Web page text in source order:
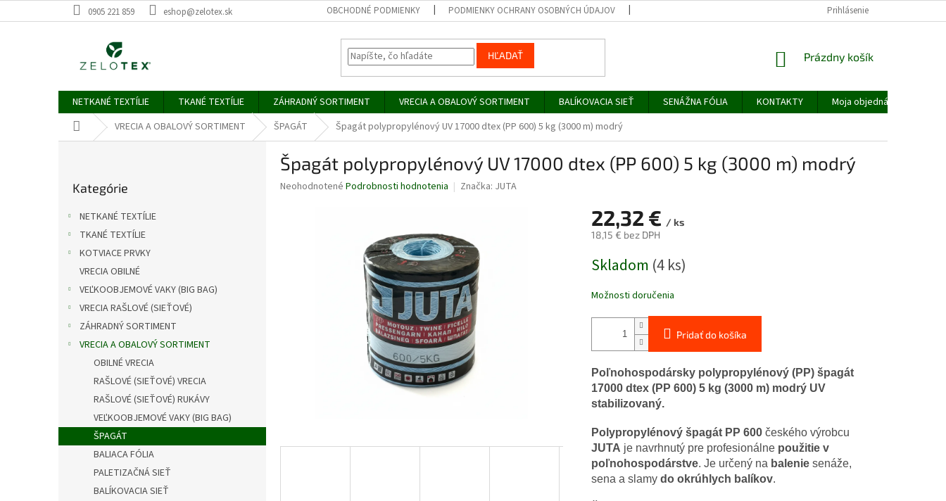
na
0905 221 859 eshop@zelotex.sk OBCHODNÉ PODMIENKY PODMIENKY OCHRANY OSOBNÝCH ÚDAJOV Prihlásenie
HĽADAŤ
NÁKUPNÝ
Prázdny košík
NETKANÉ TEXTÍLIE TKANÉ TEXTÍLIE ZÁHRADNÝ SORTIMENT VRECIA A OBALOVÝ SORTIMENT BALÍKOVACIA SIEŤ SENÁŽNA FÓLIA KONTAKTY
Moja objednávka
DomovVRECIA A OBALOVÝ SORTIMENT ŠPAGÁT Špagát polypropylénový UV 17000 dtex (PP 600) 5 kg (3000 m) modrý
kategórie
Kategórie
NETKANÉ TEXTÍLIE
TKANÉ TEXTÍLIE
KOTVIACE PRVKY
VRECIA OBILNÉ
VEĽKOOBJEMOVÉ VAKY (BIG BAG)
VRECIA RAŠLOVÉ (SIEŤOVÉ)
ZÁHRADNÝ SORTIMENT
VRECIA A OBALOVÝ SORTIMENT
OBILNÉ VRECIA
RAŠLOVÉ (SIEŤOVÉ) VRECIA
RAŠLOVÉ (SIEŤOVÉ) RUKÁVY
VEĽKOOBJEMOVÉ VAKY (BIG BAG)
ŠPAGÁT
BALIACA FÓLIA
PALETIZAČNÁ SIEŤ
BALÍKOVACIA SIEŤ
Špagát polypropylénový UV 17000 dtex (PP 600) 5 kg (3000 m) modrý
Priemerné
Neohodnotené Podrobnosti hodnotenia Značka: JUTA
22,32 € / ks
18,15 € bez DPH
cena:
Skladom (4 ks)
Možnosti doručenia
Pridať do košíka
Poľnohospodársky polypropylénový (PP) špagát
17000 dtex (PP 600) 5 kg (3000 m) modrý UV
stabilizovaný.
Polypropylénový špagát PP 600českého výrobcu
JUTA je navrhnutý pre profesionálne použitie v
poľnohospodárstve. Je určený na baleniesenáže,
sena a slamy do okrúhlych balíkov.